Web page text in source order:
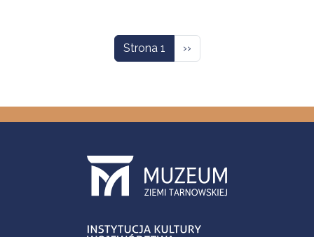
Strona 1 Następna strona
››